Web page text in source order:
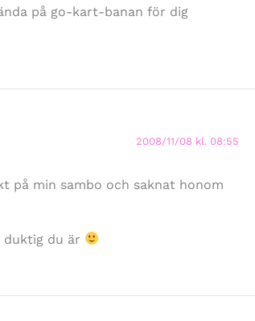
på go-kart-banan för dig
2008/11/08 kl. 08:55
på min sambo och saknat honom
duktig du är